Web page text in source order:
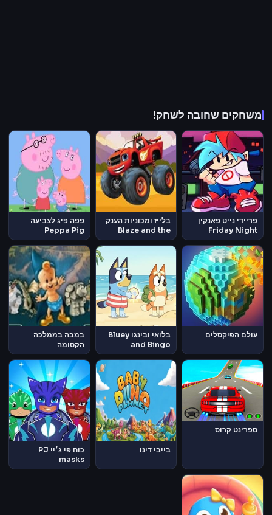
משחקים שחובה לשחק!
פריידי נייט פאנקין
Friday Night
Funkin
בלייז ומכוניות הענק
Blaze and the
Monster
פפה פיג לצביעה
Peppa Pig
עולם הפיקסלים
בלואי ובינגו Bluey
and Bingo
במבה בממלכה
הקסומה
ספרינט קרוס
בייבי דינו
כוח פי ג׳יי PJ
masks